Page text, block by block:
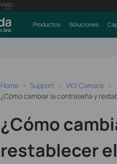
Productos Soluciones
Home Support
VIGI Camara
¿Cómo cambiar la contraseña y
¿Cómo
restablecer